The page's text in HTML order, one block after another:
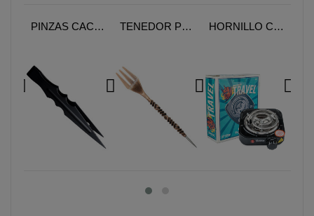
PINZAS CACHIMBA MEDUSA BLAZE TENEDOR PUNZON TWIST FLOWKAH HORNILLO CACHIMBA 500W LUCIFER TRAVEL FLOWKAH